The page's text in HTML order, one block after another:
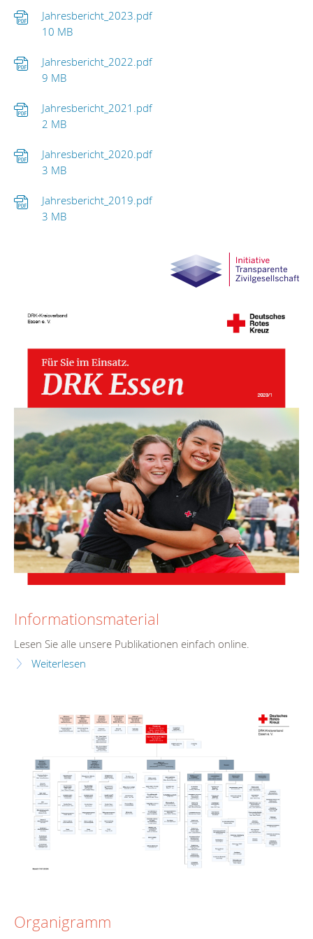
Jahresbericht_2023.pdf
10 MB
Jahresbericht_2022.pdf
9 MB
Jahresbericht_2021.pdf
2 MB
Jahresbericht_2020.pdf
3 MB
Jahresbericht_2019.pdf
3 MB
Informationsmaterial
Lesen Sie alle unsere Publikationen einfach online.
Weiterlesen
Organigramm